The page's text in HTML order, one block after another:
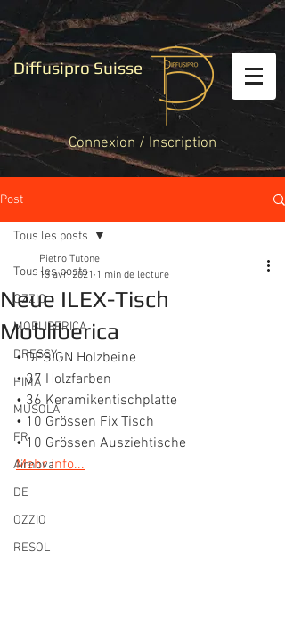
Diffusipro Suisse
Connexion / Inscription
Post
Tous les posts
OZZIO
MOBLIBERICA
DRESSY
HIMA
MUSOLA
FR
Airnova
DE
OZZIO
RESOL
Tous les posts
Neue ILEX-Tisch
Mobliberica
Pietro Tutone
13 avr. 2021 1 min de lecture
• DESIGN Holzbeine
• 37 Holzfarben
• 36 Keramikentischplatte
• 10 Grössen Fix Tisch
• 10 Grössen Ausziehtische
Mehr info...